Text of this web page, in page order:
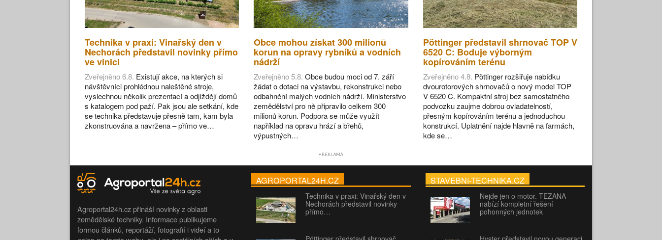
Technika v praxi: Vinařský den v
Nechorách představil novinky přímo
ve vinici
Zveřejněno 6.8. Existují akce, na kterých si
návštěvníci prohlédnou naleštěné stroje,
vyslechnou několik prezentací a odjíždějí domů
s katalogem pod paží. Pak jsou ale setkání, kde
se technika představuje přesně tam, kam byla
zkonstruována a navržena – přímo ve…
Obce mohou získat 300 milionů
korun na opravy rybníků a vodních
nádrží
Zveřejněno 5.8. Obce budou moci od 7. září
žádat o dotaci na výstavbu, rekonstrukci nebo
odbahnění malých vodních nádrží. Ministerstvo
zemědělství pro ně připravilo celkem 300
milionů korun. Podpora se může využít
například na opravu hrází a břehů,
výpustných…
Pöttinger představil shrnovač TOP V
6520 C: Boduje výborným
kopírováním terénu
Zveřejněno 4.8. Pöttinger rozšiřuje nabídku
dvourotorových shrnovačů o nový model TOP
V 6520 C. Kompaktní stroj bez samostatného
podvozku zaujme dobrou ovladatelností,
přesným kopírováním terénu a jednoduchou
konstrukcí. Uplatnění najde hlavně na farmách,
kde se…
Agroportal24h.cz přináší novinky z oblasti
zemědělské techniky. Informace publikujeme
formou článků, reportáží, fotografií i videí a to
AGROPORTAL24H.CZ
Technika v praxi: Vinařský den v
Nechorách představil novinky
přímo…
STAVEBNI-TECHNIKA.CZ
Nejde jen o motor. TEZANA
nabízí kompletní řešení
pohonných jednotek